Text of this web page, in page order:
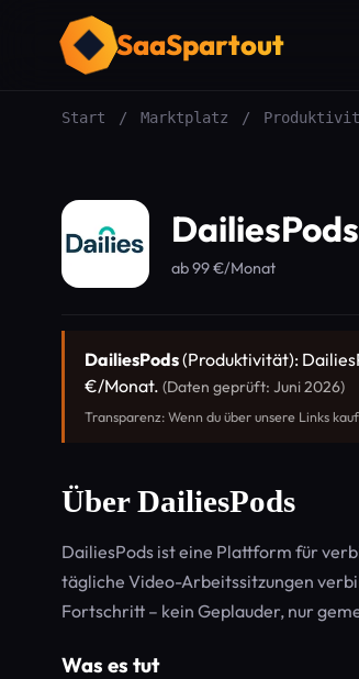
SaaSpartout
Start / Marktplatz /
DailiesPods
ab 99 €/Monat
DailiesPods(Produktivität):
€/Monat. (Daten geprüft: Juni 2026)
Transparenz: Wenn du über unsere Links
Über DailiesPods
DailiesPods ist eine Plattform für
tägliche Video-Arbeitssitzungen
Fortschritt – kein Geplauder, nur
Was es tut